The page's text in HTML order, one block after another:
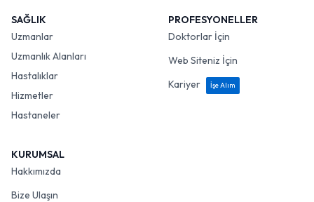
SAĞLIK
Uzmanlar
Uzmanlık Alanları
Hastalıklar
Hizmetler
Hastaneler
PROFESYONELLER
Doktorlar İçin
Web Siteniz İçin
Kariyer
İşe Alım
KURUMSAL
Hakkımızda
Bize Ulaşın